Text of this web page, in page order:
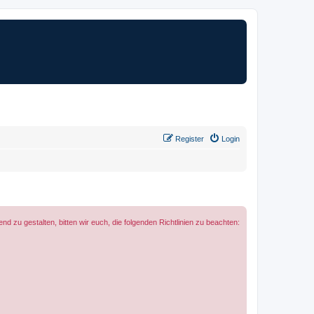
Login
Register
zu gestalten, bitten wir euch, die folgenden Richtlinien zu beachten: